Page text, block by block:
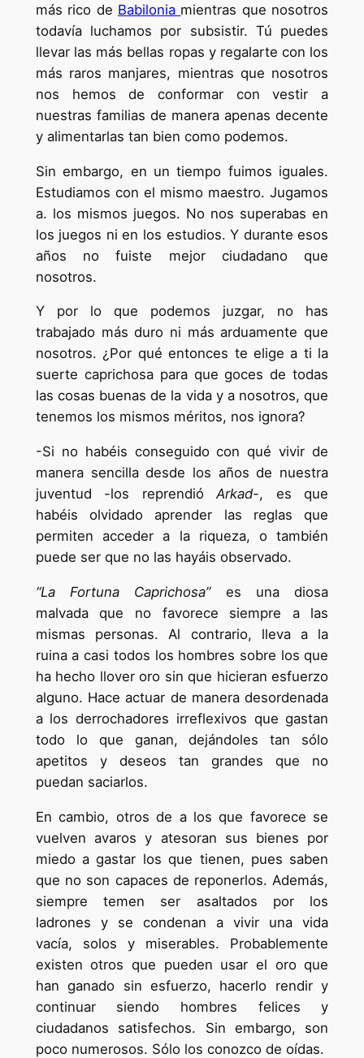
más rico de Babilonia mientras que nosotros
todavía luchamos por subsistir. Tú puedes
llevar las más bellas ropas y regalarte con los
más raros manjares, mientras que nosotros
nos hemos de conformar con vestir a
nuestras familias de manera apenas decente
y alimentarlas tan bien como podemos.
Sin embargo, en un tiempo fuimos iguales.
Estudiamos con el mismo maestro. Jugamos
a. los mismos juegos. No nos superabas en
los juegos ni en los estudios. Y durante esos
años no fuiste mejor ciudadano que
nosotros.
Y por lo que podemos juzgar, no has
trabajado más duro ni más arduamente que
nosotros. ¿Por qué entonces te elige a ti la
suerte caprichosa para que goces de todas
las cosas buenas de la vida y a nosotros, que
tenemos los mismos méritos, nos ignora?
-Si no habéis conseguido con qué vivir de
manera sencilla desde los años de nuestra
juventud -los reprendióArkad-, es que
habéis olvidado aprender las reglas que
permiten acceder a la riqueza, o también
puede ser que no las hayáis observado.
“La Fortuna Caprichosa”es una diosa
malvada que no favorece siempre a las
mismas personas. Al contrario, lleva a la
ruina a casi todos los hombres sobre los que
ha hecho llover oro sin que hicieran esfuerzo
alguno. Hace actuar de manera desordenada
a los derrochadores irreflexivos que gastan
todo lo que ganan, dejándoles tan sólo
apetitos y deseos tan grandes que no
puedan saciarlos.
En cambio, otros de a los que favorece se
vuelven avaros y atesoran sus bienes por
miedo a gastar los que tienen, pues saben
que no son capaces de reponerlos. Además,
siempre temen ser asaltados por los
ladrones y se condenan a vivir una vida
vacía, solos y miserables. Probablemente
existen otros que pueden usar el oro que
han ganado sin esfuerzo, hacerlo rendir y
continuar siendo hombres felices y
ciudadanos satisfechos. Sin embargo, son
poco numerosos. Sólo los conozco de oídas.